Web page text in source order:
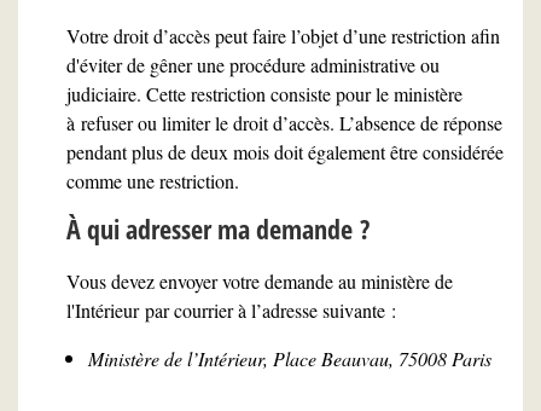
Votre droit d’accès peut faire l’objet d’une restriction afin
d'éviter de gêner une procédure administrative ou
judiciaire. Cette restriction consiste pour le ministère
à refuser ou limiter le droit d’accès. L’absence de réponse
pendant plus de deux mois doit également être considérée
comme une restriction.
À qui adresser ma demande ?
Vous devez envoyer votre demande au ministère de
l'Intérieur par courrier à l’adresse suivante :
Ministère de l’Intérieur, Place Beauvau, 75008 Paris